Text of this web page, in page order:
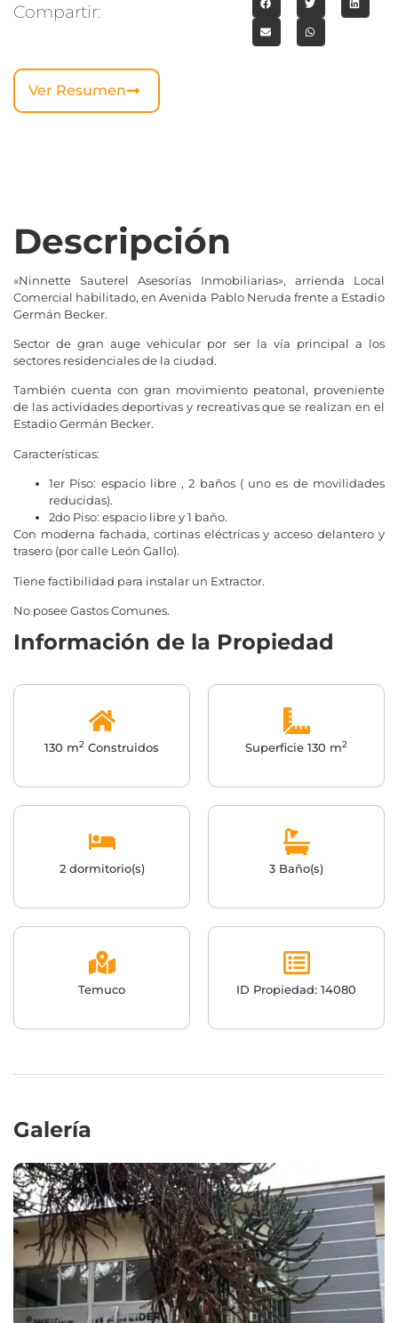
Compartir:
Ver Resumen
Descripción
«Ninnette Sauterel Asesorías Inmobiliarias», arrienda Local
Comercial habilitado, en Avenida Pablo Neruda frente a Estadio
Germán Becker.
Sector de gran auge vehicular por ser la vía principal a los
sectores residenciales de la ciudad.
También cuenta con gran movimiento peatonal, proveniente
de las actividades deportivas y recreativas que se realizan en el
Estadio Germán Becker.
Características:
1er Piso: espacio libre , 2 baños ( uno es de movilidades
reducidas).
2do Piso: espacio libre y 1 baño.
Con moderna fachada, cortinas eléctricas y acceso delantero y
trasero (por calle León Gallo).
Tiene factibilidad para instalar un Extractor.
No posee Gastos Comunes.
Información de la Propiedad
130 m2 Construidos Superficie 130 m2
2 dormitorio(s) 3 Baño(s)
Temuco ID Propiedad: 14080
Galería